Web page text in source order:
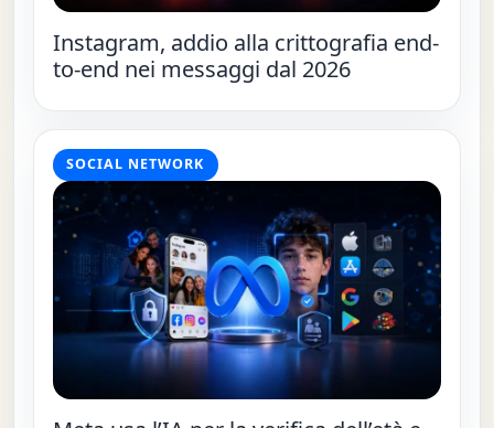
Instagram, addio alla crittografia end-
to-end nei messaggi dal 2026
SOCIAL NETWORK